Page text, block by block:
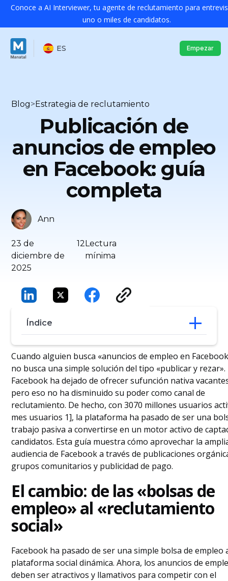
Conoce a AI Interviewer, tu agente de reclutamiento para
uno o miles de candidatos.
ES Empezar
Blog>Estrategia de reclutamiento
Publicación de
anuncios de empleo
en Facebook: guía
completa
23 de
diciembre de
2025
12Lectura
mínima
Ann
Índice
El cambio: de las «bolsas de empleo» al
«reclutamiento social»
Alcance masivo y candidatos pasivos
Abastecimiento gratuito: el poder de los
grupos y la comunidad
Precisión de pago: Administrador de
anuncios de Facebook
Experiencia fluida y optimizada para
dispositivos móviles
Marca del empleador: la comprobación
del «ambiente»
Perspectiva experta: El factor «Scroll-
Guía práctica: cómo publicar anuncios de
empleo en Facebook
Beneficios cuantificables de la publicidad
de empleo en Facebook
Conclusión
Cuando alguien busca «anuncios de empleo en
no busca una simple solución del tipo «publicar y rezar».
Facebook ha dejado de ofrecer sufunción nativa
pero eso no ha disminuido su poder como canal de
reclutamiento. De hecho, con 3070 millones usuarios
mes usuarios 1], la plataforma ha pasado de ser una
trabajo pasiva a convertirse en un motor activo de
candidatos. Esta guía muestra cómo aprovechar la
audiencia de Facebook a través de publicaciones
grupos comunitarios y publicidad de pago.
El cambio: de las «bolsas de
empleo» al «reclutamiento
social»
Facebook ha pasado de ser una simple bolsa de empleo
plataforma social dinámica. Ahora, los anuncios de
deben ser atractivos y llamativos para competir con el